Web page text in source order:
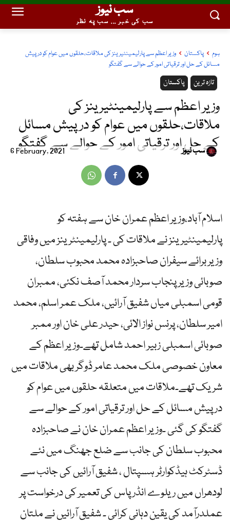
سب نیوز
سب کی خبر ... سب پہ نظر
ہوم پاکستان
وزیر اعظم سے پارلیمینٹیرینز کی ملاقات،حلقوں میں عوام کو درپیش
مسائل کے حل اور ترقیاتی امور کے حوالے سے گفتگو
پاکستان تازہ ترین
وزیر اعظم سے پارلیمینٹیرینز کی
ملاقات،حلقوں میں عوام کو درپیش مسائل
کے حل اور ترقیاتی امور کے حوالے سے گفتگو
6 February, 2021 سب نیوز
اسلام آباد،وزیر اعظم عمران خان سے ہفتہ کو
پارلیمینٹیرینز نے ملاقات کی ۔ پارلیمینٹرینز میں وفاقی
وزیر برائے سیفران صاحبزادہ محمد محبوب سلطان،
صوبائی وزیر پنجاب سردار محمد آصف نکئی، ممبران
قومی اسمبلی میاں شفیق آرائیں، ملک عمر اسلم، محمد
امیر سلطان، پرنس نواز الائی، حیدر علی خان اور ممبر
صوبائی اسمبلی زبیر احمد شامل تھے۔وزیر اعظم کے
معاون خصوصی ملک محمد عامر ڈوگر بھی ملاقات میں
شریک تھے۔ملاقات میں متعلقہ حلقوں میں عوام کو
درپیش مسائل کے حل اور ترقیاتی امور کے حوالے سے
گفتگو کی گئی ۔وزیر اعظم عمران خان نے صاحبزادہ
محبوب سلطان کی جانب سے ضلع جھنگ میں نئے
ڈسٹرکٹ ہیڈکوارٹر ہسپتال ، شفیق آرائیں کی جانب سے
لودھراں میں ریلوے انڈرپاس کی تعمیر کی درخواست پر
عملدرآمد کی یقین دہانی کرائی ۔ شفیق آرائیں نے ملتان